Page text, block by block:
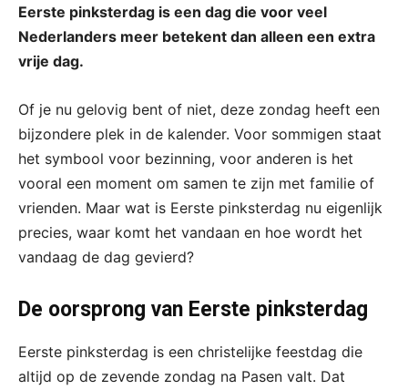
Eerste pinksterdag is een dag die voor veel
Nederlanders meer betekent dan alleen een extra
vrije dag.
Of je nu gelovig bent of niet, deze zondag heeft een
bijzondere plek in de kalender. Voor sommigen staat
het symbool voor bezinning, voor anderen is het
vooral een moment om samen te zijn met familie of
vrienden. Maar wat is Eerste pinksterdag nu eigenlijk
precies, waar komt het vandaan en hoe wordt het
vandaag de dag gevierd?
De oorsprong van Eerste pinksterdag
Eerste pinksterdag is een christelijke feestdag die
altijd op de zevende zondag na Pasen valt. Dat